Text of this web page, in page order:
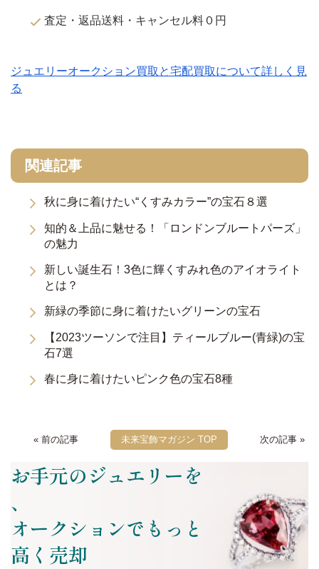
査定・返品送料・キャンセル料０円
ジュエリーオークション買取と宅配買取について詳しく見
る
関連記事
秋に身に着けたい“くすみカラー”の宝石８選
知的＆上品に魅せる！「ロンドンブルートパーズ」
の魅力
新しい誕生石！3色に輝くすみれ色のアイオライト
とは？
新緑の季節に身に着けたいグリーンの宝石
【2023ツーソンで注目】ティールブルー(青緑)の宝
石7選
春に身に着けたいピンク色の宝石8種
« 前の記事 未来宝飾マガジン TOP 次の記事 »
お手元のジュエリーを
、
オークションでもっと
高く売却